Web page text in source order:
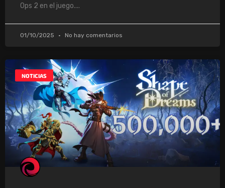
Ops 2 en el juego.
01/10/2025 No hay comentarios
NOTICIAS